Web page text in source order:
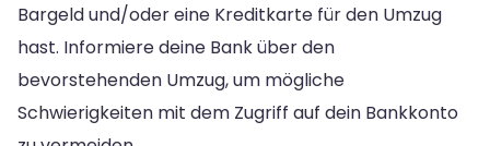
Bargeld und/oder eine Kreditkarte für den Umzug
hast. Informiere deine Bank über den
bevorstehenden Umzug, um mögliche
Schwierigkeiten mit dem Zugriff auf dein Bankkonto